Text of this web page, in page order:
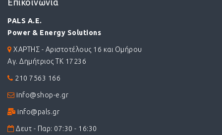
Επικοινωνία
PALS A.E.
Power & Energy Solutions
ΧΑΡΤΗΣ - Αριστοτέλους 16 και Ομήρου
Αγ. Δημήτριος ΤΚ 17236
210 7563 166
info@shop-e.gr
info@pals.gr
Δευτ - Παρ: 07:30 - 16:30